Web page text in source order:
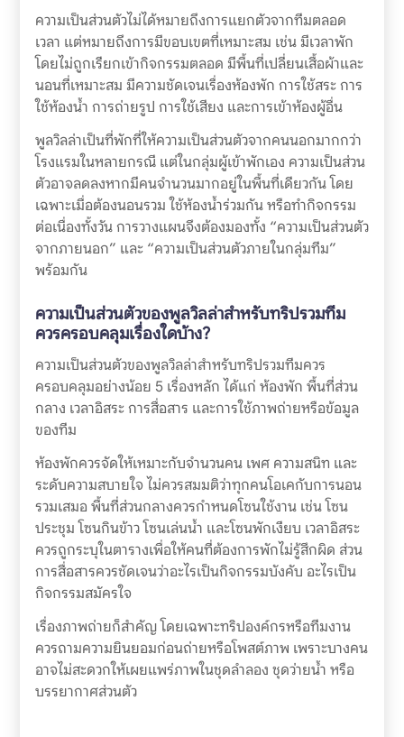
ความเป็นส่วนตัวไม่ได้หมายถึงการแยกตัวจากทีมตลอด
เวลา แต่หมายถึงการมีขอบเขตที่เหมาะสม เช่น มีเวลาพัก
โดยไม่ถูกเรียกเข้ากิจกรรมตลอด มีพื้นที่เปลี่ยนเสื้อผ้าและ
นอนที่เหมาะสม มีความชัดเจนเรื่องห้องพัก การใช้สระ การ
ใช้ห้องน้ำ การถ่ายรูป การใช้เสียง และการเข้าห้องผู้อื่น
พูลวิลล่าเป็นที่พักที่ให้ความเป็นส่วนตัวจากคนนอกมากกว่า
โรงแรมในหลายกรณี แต่ในกลุ่มผู้เข้าพักเอง ความเป็นส่วน
ตัวอาจลดลงหากมีคนจำนวนมากอยู่ในพื้นที่เดียวกัน โดย
เฉพาะเมื่อต้องนอนรวม ใช้ห้องน้ำร่วมกัน หรือทำกิจกรรม
ต่อเนื่องทั้งวัน การวางแผนจึงต้องมองทั้ง “ความเป็นส่วนตัว
จากภายนอก” และ “ความเป็นส่วนตัวภายในกลุ่มทีม”
พร้อมกัน
ความเป็นส่วนตัวของพูลวิลล่าสำหรับทริปรวมทีม
ควรครอบคลุมเรื่องใดบ้าง?
ความเป็นส่วนตัวของพูลวิลล่าสำหรับทริปรวมทีมควร
ครอบคลุมอย่างน้อย 5 เรื่องหลัก ได้แก่ ห้องพัก พื้นที่ส่วน
กลาง เวลาอิสระ การสื่อสาร และการใช้ภาพถ่ายหรือข้อมูล
ของทีม
ห้องพักควรจัดให้เหมาะกับจำนวนคน เพศ ความสนิท และ
ระดับความสบายใจ ไม่ควรสมมติว่าทุกคนโอเคกับการนอน
รวมเสมอ พื้นที่ส่วนกลางควรกำหนดโซนใช้งาน เช่น โซน
ประชุม โซนกินข้าว โซนเล่นน้ำ และโซนพักเงียบ เวลาอิสระ
ควรถูกระบุในตารางเพื่อให้คนที่ต้องการพักไม่รู้สึกผิด ส่วน
การสื่อสารควรชัดเจนว่าอะไรเป็นกิจกรรมบังคับ อะไรเป็น
กิจกรรมสมัครใจ
เรื่องภาพถ่ายก็สำคัญ โดยเฉพาะทริปองค์กรหรือทีมงาน
ควรถามความยินยอมก่อนถ่ายหรือโพสต์ภาพ เพราะบางคน
อาจไม่สะดวกให้เผยแพร่ภาพในชุดลำลอง ชุดว่ายน้ำ หรือ
บรรยากาศส่วนตัว